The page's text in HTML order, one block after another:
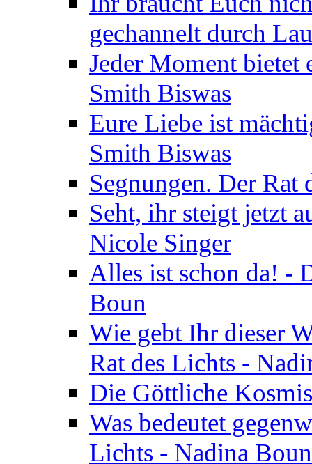
gechannelt durch
Jeder Moment bietet
Smith Biswas
Eure Liebe ist
Smith Biswas
Segnungen. Der
Seht, ihr steigt jetzt
Nicole Singer
Alles ist schon da! -
Boun
Wie gebt Ihr dieser
Rat des Lichts -
Die Göttliche
Was bedeutet
Lichts - Nadina Boun